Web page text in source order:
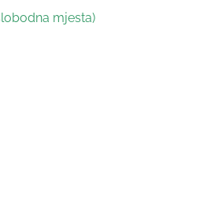
mjesta)